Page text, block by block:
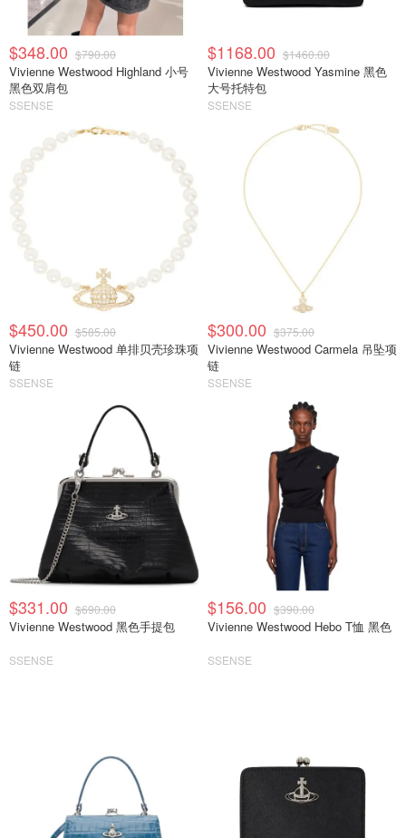
$348.00 $790.00
Vivienne Westwood Highland 小号
黑色双肩包
SSENSE
$1168.00 $1460.00
Vivienne Westwood Yasmine 黑色
大号托特包
SSENSE
$450.00 $585.00
Vivienne Westwood 单排贝壳珍珠项
链
SSENSE
$300.00 $375.00
Vivienne Westwood Carmela 吊坠项
链
SSENSE
$331.00 $690.00
Vivienne Westwood 黑色手提包
SSENSE
$156.00 $390.00
Vivienne Westwood Hebo T恤 黑色
SSENSE